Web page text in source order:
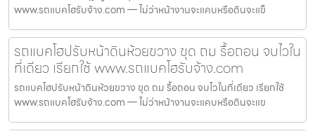
www.รถแบคโฮรับจ้าง.com — ไม่ว่าหน้างานจะแคบหรือดินจะแข็
รถแบคโฮปรับหน้าดินห้วยขวาง ขุด ถม รื้อถอน จบไวใน
ที่เดียว เรียกใช้ www.รถแบคโฮรับจ้าง.com
รถแบคโฮปรับหน้าดินห้วยขวาง ขุด ถม รื้อถอน จบไวในที่เดียว เรียกใช้
www.รถแบคโฮรับจ้าง.com — ไม่ว่าหน้างานจะแคบหรือดินจะแข